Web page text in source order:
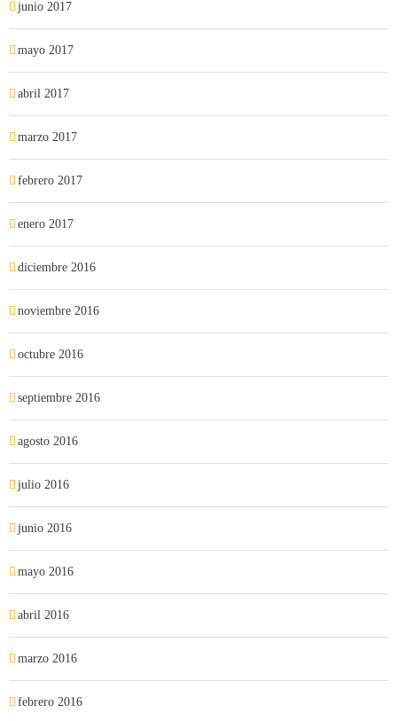
junio 2017
mayo 2017
abril 2017
marzo 2017
febrero 2017
enero 2017
diciembre 2016
noviembre 2016
octubre 2016
septiembre 2016
agosto 2016
julio 2016
junio 2016
mayo 2016
abril 2016
marzo 2016
febrero 2016